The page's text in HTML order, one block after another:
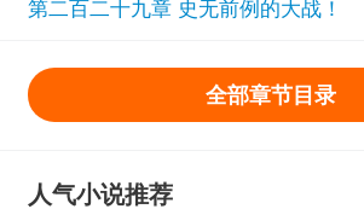
第二百二十九章 史无前例的大战！
全部章节目录
人气小说推荐